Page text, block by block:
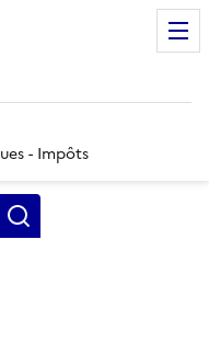
- Impôts
mots clés, partie du